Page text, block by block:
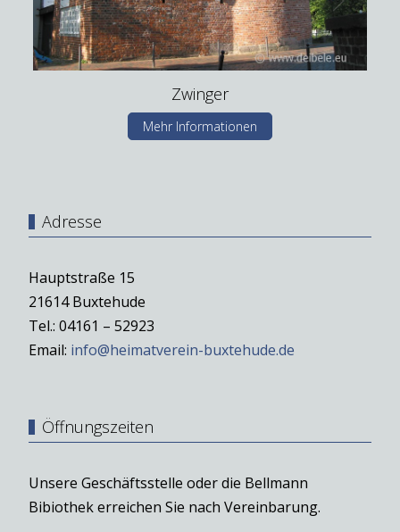
Zwinger
Mehr Informationen
Adresse
Hauptstraße 15
21614 Buxtehude
Tel.: 04161 – 52923
Email: info@heimatverein-buxtehude.de
Öffnungszeiten
Unsere Geschäftsstelle oder die Bellmann
Bibiothek erreichen Sie nach Vereinbarung.